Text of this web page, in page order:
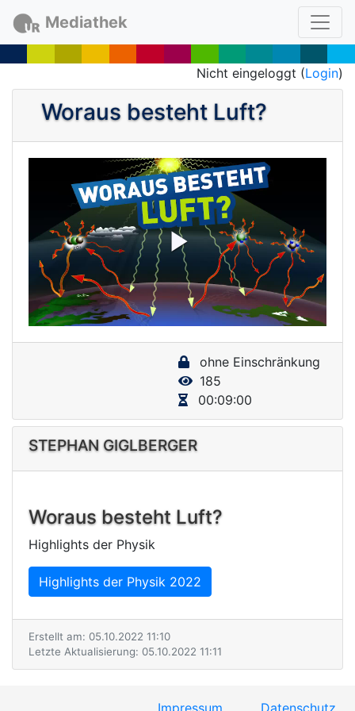
Mediathek
Nicht eingeloggt (Login)
Woraus besteht Luft?
P
l
a
V
i
d
e
o
ohne Einschränkung
185
00:09:00
STEPHAN GIGLBERGER
Woraus besteht Luft?
Highlights der Physik
Highlights der Physik 2022
Erstellt am: 05.10.2022 11:10
Letzte Aktualisierung: 05.10.2022 11:11
Impressum Datenschutz